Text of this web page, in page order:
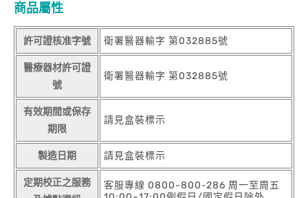
商品屬性
許可證核准字號 衛署醫器輸字 第032885號
醫療器材許可證
號
衛署醫器輸字 第032885號
有效期間或保存
期限
請見盒裝標示
製造日期 請見盒裝標示
定期校正之服務
客服專線 0800-800-286 周一至周五